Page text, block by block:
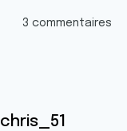
3 commentaires
chris_51